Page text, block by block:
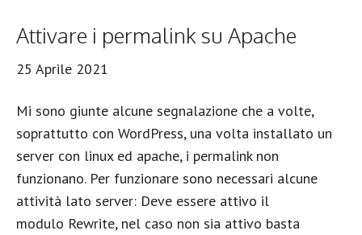
Attivare i permalink su Apache
25 Aprile 2021
Mi sono giunte alcune segnalazione che a volte,
soprattutto con WordPress, una volta installato un
server con linux ed apache, i permalink non
funzionano. Per funzionare sono necessari alcune
attività lato server: Deve essere attivo il
modulo Rewrite, nel caso non sia attivo basta